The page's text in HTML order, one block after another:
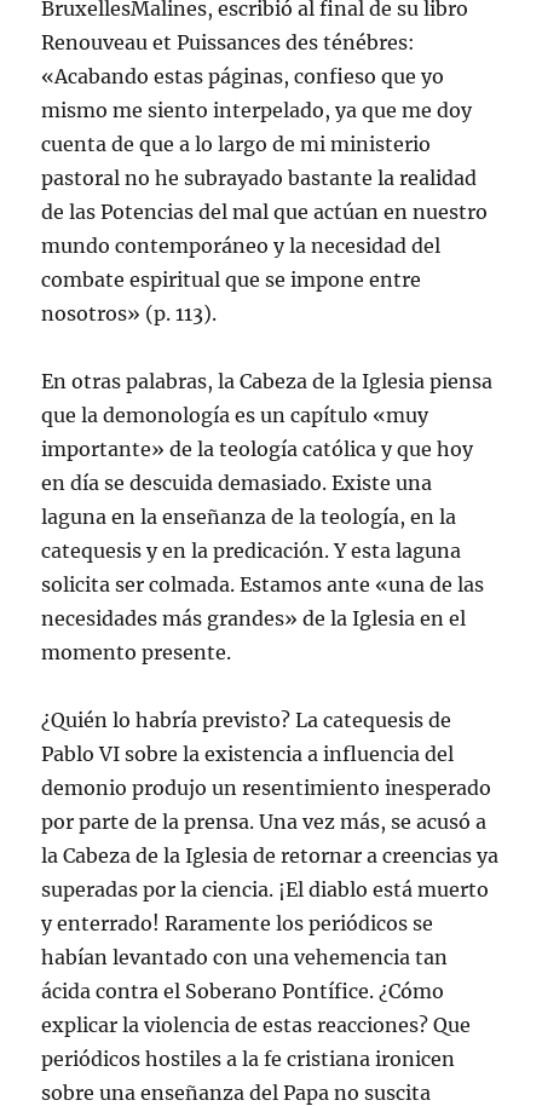
BruxellesMalines, escribió al final de su libro
Renouveau et Puissances des ténébres:
«Acabando estas páginas, confieso que yo
mismo me siento interpelado, ya que me doy
cuenta de que a lo largo de mi ministerio
pastoral no he subrayado bastante la realidad
de las Potencias del mal que actúan en nuestro
mundo contemporáneo y la necesidad del
combate espiritual que se impone entre
nosotros» (p. 113).
En otras palabras, la Cabeza de la Iglesia piensa
que la demonología es un capítulo «muy
importante» de la teología católica y que hoy
en día se descuida demasiado. Existe una
laguna en la enseñanza de la teología, en la
catequesis y en la predicación. Y esta laguna
solicita ser colmada. Estamos ante «una de las
necesidades más grandes» de la Iglesia en el
momento presente.
¿Quién lo habría previsto? La catequesis de
Pablo VI sobre la existencia a influencia del
demonio produjo un resentimiento inesperado
por parte de la prensa. Una vez más, se acusó a
la Cabeza de la Iglesia de retornar a creencias ya
superadas por la ciencia. ¡El diablo está muerto
y enterrado! Raramente los periódicos se
habían levantado con una vehemencia tan
ácida contra el Soberano Pontífice. ¿Cómo
explicar la violencia de estas reacciones? Que
periódicos hostiles a la fe cristiana ironicen
sobre una enseñanza del Papa no suscita